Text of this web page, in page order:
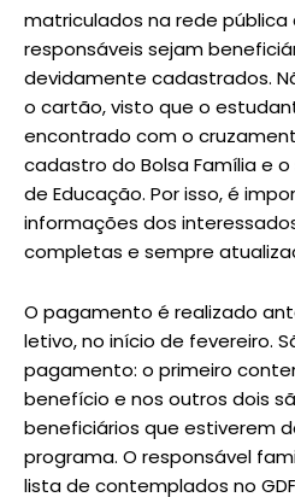
matriculados na rede pública
responsáveis sejam
devidamente cadastrados.
o cartão, visto que o
encontrado com o
cadastro do Bolsa Família e
de Educação. Por isso, é
informações dos
completas e sempre
O pagamento é realizado
letivo, no início de fevereiro.
pagamento: o primeiro
benefício e nos outros dois
beneficiários que estiverem
programa. O responsável
lista de contemplados no